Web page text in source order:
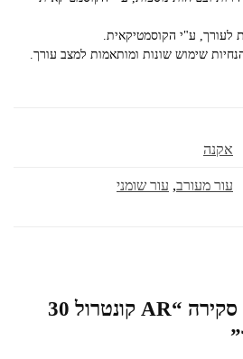
לעורך, ע"י הקוסמטיקאית.
שימוש שונות ומותאמות למצב עורך.
אקנה
עור מעורב, עור שומני
היה הראשון לכתוב סקירה “AR קונטרול 30